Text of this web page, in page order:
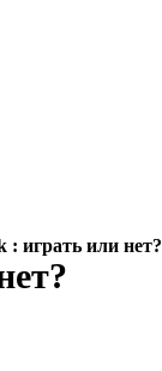
: играть или нет?